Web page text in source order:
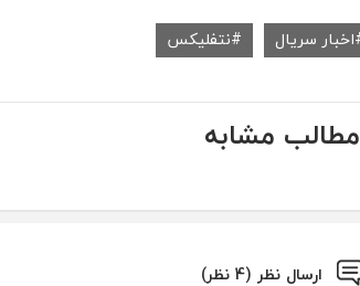
اخبار سریال نتفلیکس
مطالب مشابه
ارسال نظر (4 نظر)